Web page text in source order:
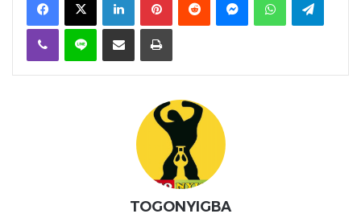
Viber Ligne Partager par email Imprimer
TOGONYIGBA